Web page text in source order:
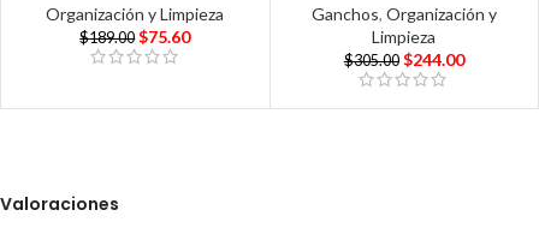
Organización y Limpieza
$189.00 $75.60
Ganchos, Organización y
Limpieza
$305.00 $244.00
Valoraciones